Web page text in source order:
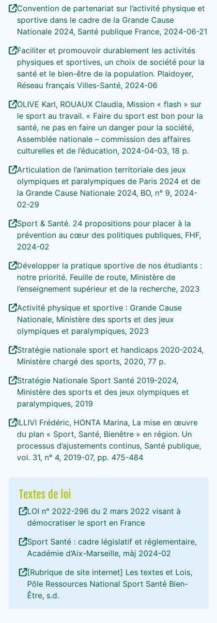
Convention de partenariat sur l’activité physique et
sportive dans le cadre de la Grande Cause
Nationale 2024, Santé publique France, 2024-06-21
Faciliter et promouvoir durablement les activités
physiques et sportives, un choix de société pour la
santé et le bien-être de la population. Plaidoyer,
Réseau français Villes-Santé, 2024-06
OLIVE Karl, ROUAUX Claudia, Mission « flash » sur
le sport au travail. « Faire du sport est bon pour la
santé, ne pas en faire un danger pour la société,
Assemblée nationale – commission des affaires
culturelles et de l’éducation, 2024-04-03, 18 p.
Articulation de l’animation territoriale des jeux
olympiques et paralympiques de Paris 2024 et de
la Grande Cause Nationale 2024, BO, n° 9, 2024-
02-29
Sport & Santé. 24 propositions pour placer à la
prévention au cœur des politiques publiques, FHF,
2024-02
Développer la pratique sportive de nos étudiants :
notre priorité. Feuille de route, Ministère de
l’enseignement supérieur et de la recherche, 2023
Activité physique et sportive : Grande Cause
Nationale, Ministère des sports et des jeux
olympiques et paralympiques, 2023
Stratégie nationale sport et handicaps 2020-2024,
Ministère chargé des sports, 2020, 77 p.
Stratégie Nationale Sport Santé 2019-2024,
Ministère des sports et des jeux olympiques et
paralympiques, 2019
ILLIVI Frédéric, HONTA Marina, La mise en œuvre
du plan « Sport, Santé, Bienêtre » en région. Un
processus d’ajustements continus, Santé publique,
vol. 31, n° 4, 2019-07, pp. 475-484
Textes de loi
LOI n° 2022-296 du 2 mars 2022 visant à
démocratiser le sport en France
Sport Santé : cadre législatif et réglementaire,
Académie d’Aix-Marseille, màj 2024-02
[Rubrique de site internet] Les textes et Lois,
Pôle Ressources National Sport Santé Bien-
Être, s.d.